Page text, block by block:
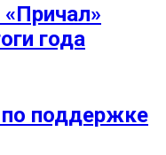
года
по поддержке